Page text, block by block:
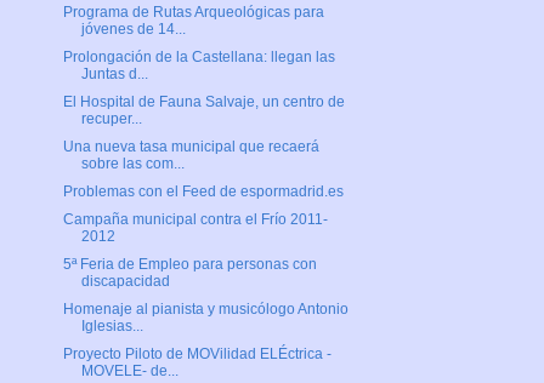
Programa de Rutas Arqueológicas para
jóvenes de 14...
Prolongación de la Castellana: llegan las
Juntas d...
El Hospital de Fauna Salvaje, un centro de
recuper...
Una nueva tasa municipal que recaerá
sobre las com...
Problemas con el Feed de espormadrid.es
Campaña municipal contra el Frío 2011-
2012
5ª Feria de Empleo para personas con
discapacidad
Homenaje al pianista y musicólogo Antonio
Iglesias...
Proyecto Piloto de MOVilidad ELÉctrica -
MOVELE- de...